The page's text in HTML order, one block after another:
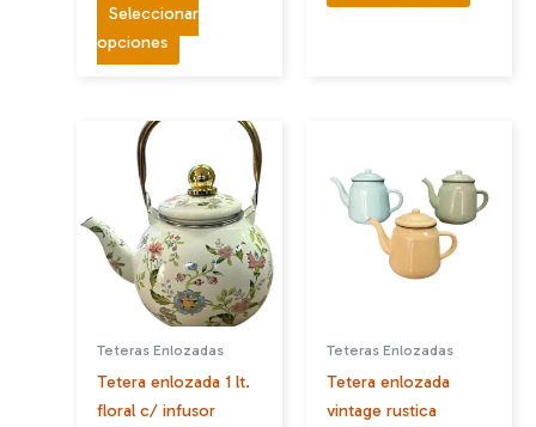
Seleccionar
opciones Este
producto
múltiples
Las
opciones
se
pueden
elegir
en
la
página
de
Teteras Enlozadas
Tetera enlozada 1 lt.
floral c/ infusor
Teteras Enlozadas
Tetera enlozada
vintage rustica